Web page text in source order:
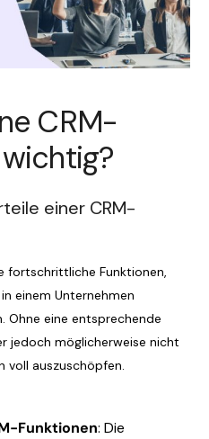
CRM-
einer CRM-
fortschrittliche Funktionen,
einem Unternehmen
Ohne eine entsprechende
jedoch möglicherweise nicht
voll auszuschöpfen.
Funktionen: Die